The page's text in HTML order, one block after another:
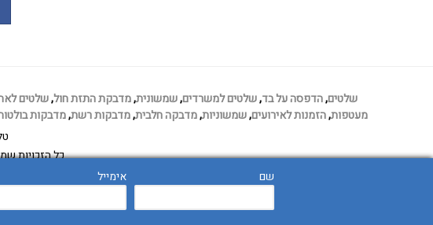
שם אימייל
שלטים,הדפסה על בד,שלטים למשרדים,שמשונית,מדבקת התזת חול,שלטים
מעטפות,הזמנות לאירועים,שמשוניות,מדבקה חלבית,מדבקות רשת,מדבקות
כל הזכויות